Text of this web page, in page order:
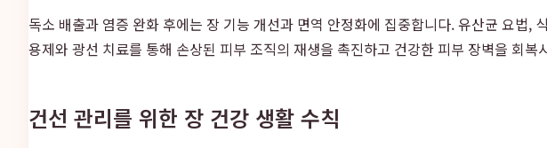
독소 배출과 염증 완화 후에는 장 기능 개선과 면역 안정화에 집중합니다. 유산균 요법
용제와 광선 치료를 통해 손상된 피부 조직의 재생을 촉진하고 건강한 피부 장벽을 회복
건선 관리를 위한 장 건강 생활 수칙